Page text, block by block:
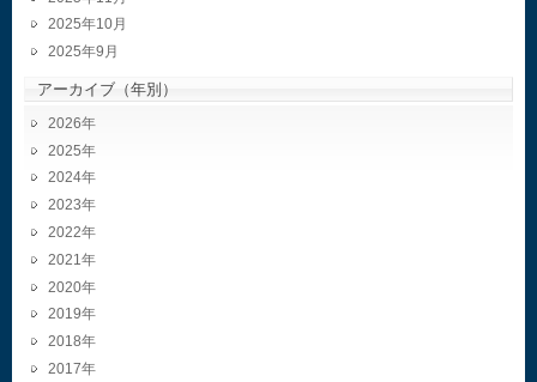
2025年10月
2025年9月
アーカイブ（年別）
2026
2025
2024
2023
2022
2021
2020
2019
2018
2017